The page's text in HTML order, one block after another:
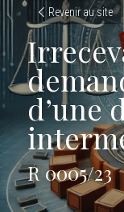
Revenir au site
d’une
R 0005/23